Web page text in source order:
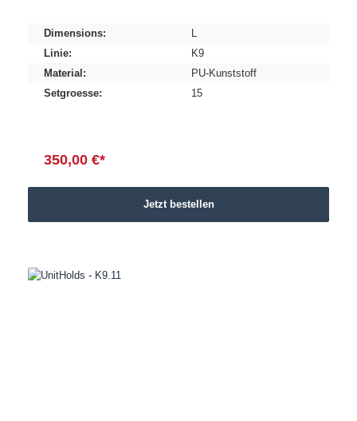
Dimensions:
L
Linie:
K9
Material:
PU-Kunststoff
Setgroesse:
15
350,00 €*
Jetzt bestellen